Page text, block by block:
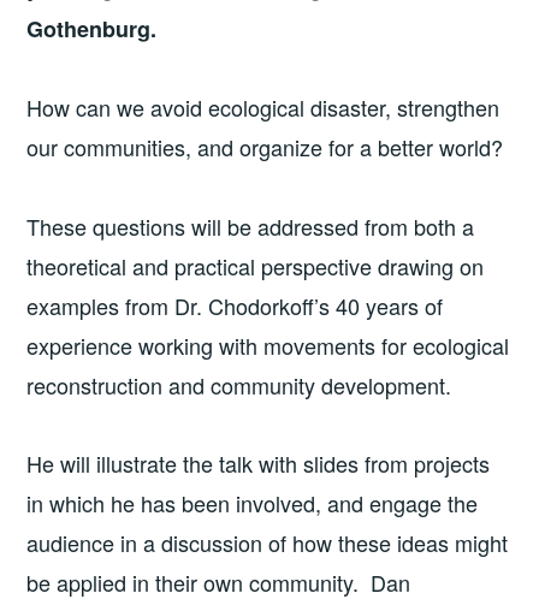
Gothenburg.
How can we avoid ecological disaster, strengthen
our communities, and organize for a better world?
These questions will be addressed from both a
theoretical and practical perspective drawing on
examples from Dr. Chodorkoff’s 40 years of
experience working with movements for ecological
reconstruction and community development.
He will illustrate the talk with slides from projects
in which he has been involved, and engage the
audience in a discussion of how these ideas might
be applied in their own community. Dan